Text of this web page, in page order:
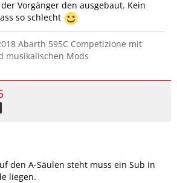
Vorgänger den ausgebaut. Kein
so schlecht
Abarth 595C Competizione mit
musikalischen Mods
den A-Säulen steht muss ein Sub in
liegen.